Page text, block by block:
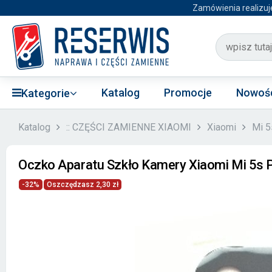
Zamówienia
Kategorie Katalog Promocje
Katalog :: CZĘŚCI ZAMIENNE XIAOMI Xiaomi Mi
Oczko Aparatu Szkło Kamery Xiaomi Mi 5s
-32% Oszczędzasz 2,30 zł